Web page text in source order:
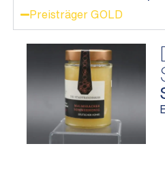
Preisträger GOLD